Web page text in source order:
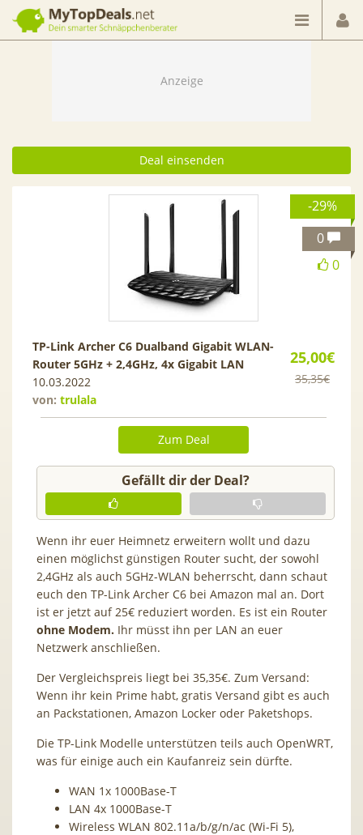
Dein smarter Schnäppchenberater
Deal einsenden
-29%
0
0
25,00€
35,35€
TP-Link Archer C6 Dualband Gigabit WLAN-
Router 5GHz + 2,4GHz, 4x Gigabit LAN
10.03.2022
von: trulala
Zum Deal
Gefällt dir der Deal?
Wenn ihr euer Heimnetz erweitern wollt und dazu
einen möglichst günstigen Router sucht, der sowohl
2,4GHz als auch 5GHz-WLAN beherrscht, dann schaut
euch den TP-Link Archer C6 bei Amazon mal an. Dort
ist er jetzt auf 25€ reduziert worden. Es ist ein Router
ohne Modem. Ihr müsst ihn per LAN an euer
Netzwerk anschließen.
Der Vergleichspreis liegt bei 35,35€. Zum Versand:
Wenn ihr kein Prime habt, gratis Versand gibt es auch
an Packstationen, Amazon Locker oder Paketshops.
Die TP-Link Modelle unterstützen teils auch OpenWRT,
was für einige auch ein Kaufanreiz sein dürfte.
WAN 1x 1000Base-T
LAN 4x 1000Base-T
Wireless WLAN 802.11a/​b/​g/​n/​ac (Wi-Fi 5),